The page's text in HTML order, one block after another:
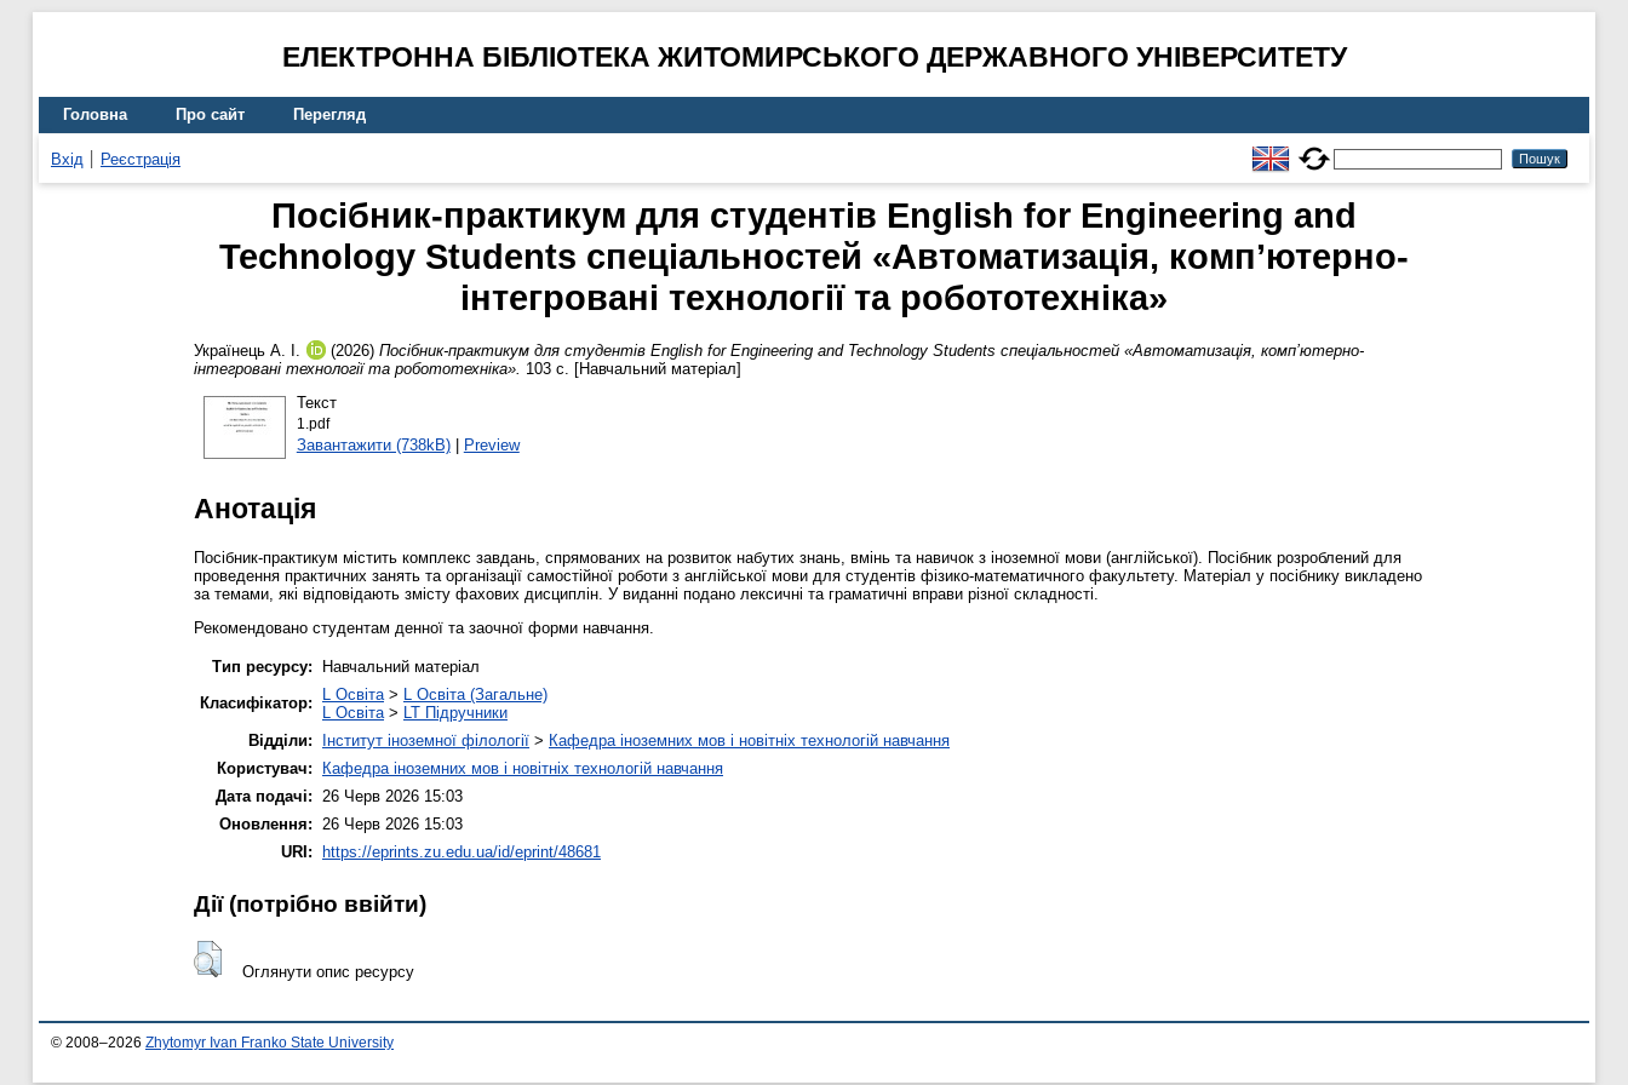
ЕЛЕКТРОННА БІБЛІОТЕКА ЖИТОМИРСЬКОГО ДЕРЖАВНОГО УНІВЕРСИТЕТУ
Головна Про сайт Перегляд
Вхід Реєстрація
Посібник-практикум для студентів English for Engineering and
Technology Students спеціальностей «Автоматизація, комп’ютерно-
інтегровані технології та робототехніка»
Українець А. І. (2026) Посібник-практикум для студентів English for Engineering and Technology Students спеціальностей «Автоматизація, комп’ютерно-
інтегровані технології та робототехніка». 103 с. [Навчальний матеріал]
Текст
1.pdf
Завантажити (738kB)| Preview
Анотація
Посібник-практикум містить комплекс завдань, спрямованих на розвиток набутих знань, вмінь та навичок з іноземної мови (англійської). Посібник розроблений для
проведення практичних занять та організації самостійної роботи з англійської мови для студентів фізико-математичного факультету. Матеріал у посібнику викладено
за темами, які відповідають змісту фахових дисциплін. У виданні подано лексичні та граматичні вправи різної складності.
Рекомендовано студентам денної та заочної форми навчання.
Тип ресурсу:
Навчальний матеріал
Класифікатор:
L Освіта> L Освіта (Загальне)
L Освіта> LT Підручники
Відділи:
Інститут іноземної філології > Кафедра іноземних мов і новітніх технологій навчання
Користувач:
Кафедра іноземних мов і новітніх технологій навчання
Дата подачі: 26 Черв 2026 15:03
Оновлення: 26 Черв 2026 15:03
URI:
https://eprints.zu.edu.ua/id/eprint/48681
Дії ​​(потрібно ввійти)
Оглянути опис ресурсу
© 2008–2026 Zhytomyr Ivan Franko State University